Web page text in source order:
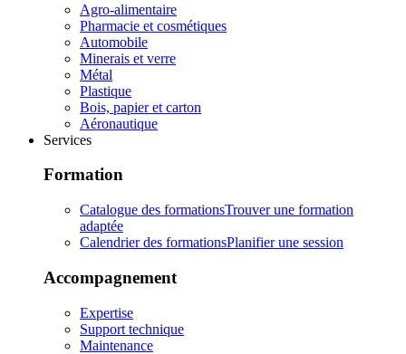
Agro-alimentaire
Pharmacie et cosmétiques
Automobile
Minerais et verre
Métal
Plastique
Bois, papier et carton
Aéronautique
Services
Formation
Catalogue des formationsTrouver une formation
adaptée
Calendrier des formationsPlanifier une session
Accompagnement
Expertise
Support technique
Maintenance